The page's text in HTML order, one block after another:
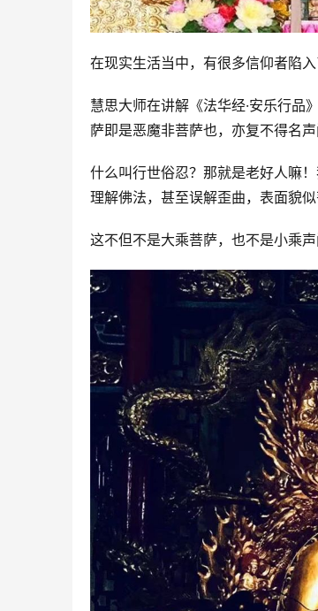
在现实生活当中，有很多信仰者陷
慧思大师在讲解《法华经·安乐行品
萨即是恶魔非菩萨也，亦复不得名声
什么叫行世俗忍？那就是老好人嘛
理解佛法，甚至误解歪曲，表面貌
这不但不是大乘菩萨，也不是小乘